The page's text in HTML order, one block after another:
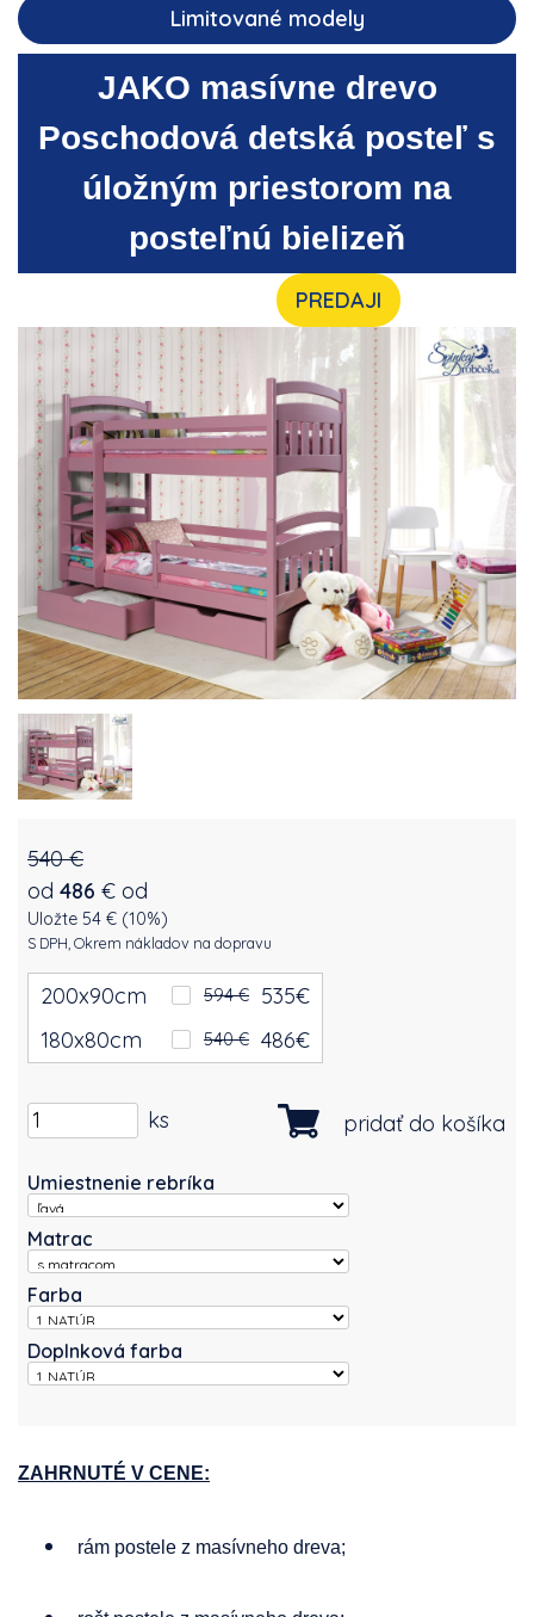
Limitované modely
JAKO masívne drevo
Poschodová detská posteľ s
úložným priestorom na
posteľnú bielizeň
PREDAJI
540 €
od 486 € od
Uložte 54 € (10%)
S DPH, Okrem nákladov na dopravu
200x90cm 594 € 535€
180x80cm
540 € 486€
ks pridať do košíka
Umiestnenie rebríka
Matrac
Farba
Doplnková farba
ZAHRNUTÉ V CENE:
rám postele z masívneho dreva;